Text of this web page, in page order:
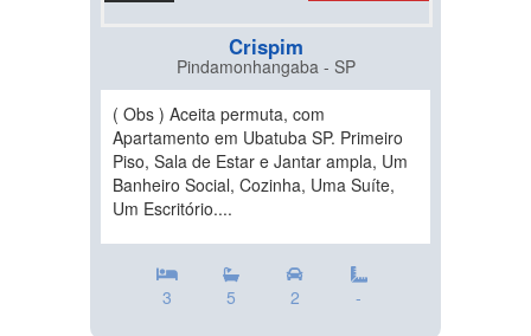
Crispim
Pindamonhangaba - SP
( Obs ) Aceita permuta, com
Apartamento em Ubatuba SP. Primeiro
Piso, Sala de Estar e Jantar ampla, Um
Banheiro Social, Cozinha, Uma Suíte,
Um Escritório....
3 5 2 -